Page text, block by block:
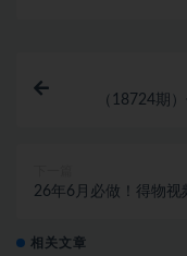
（18724期
26年6月必做！得物视
相关文章